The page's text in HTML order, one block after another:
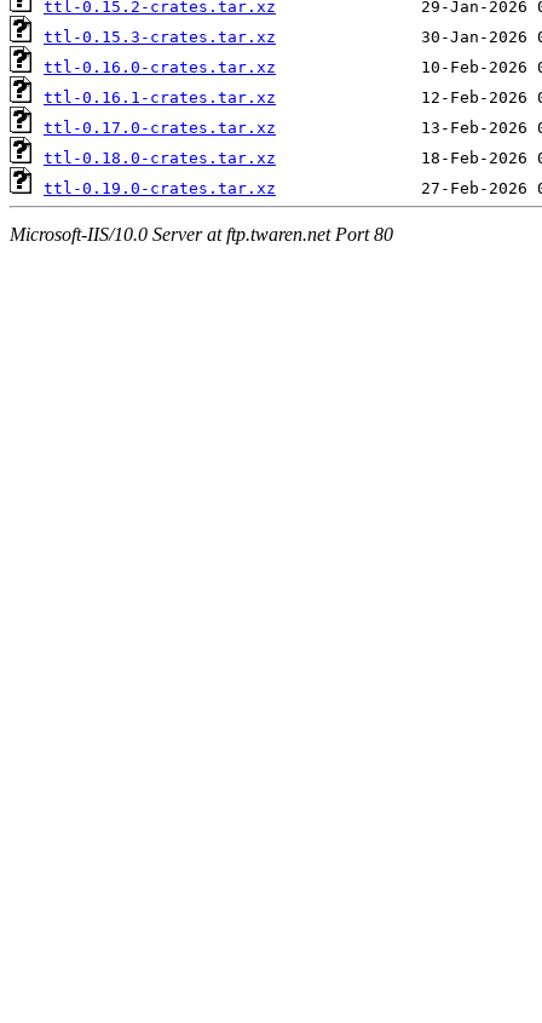
ttl-0.15.2-crates.tar.xz
ttl-0.15.3-crates.tar.xz
ttl-0.16.0-crates.tar.xz
ttl-0.16.1-crates.tar.xz
ttl-0.17.0-crates.tar.xz
ttl-0.18.0-crates.tar.xz
ttl-0.19.0-crates.tar.xz
Microsoft-IIS/10.0 Server at ftp.twaren.net Port 80